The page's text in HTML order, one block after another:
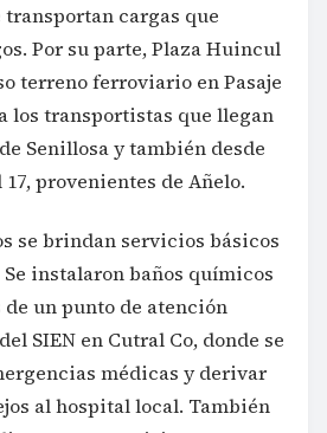
cargas que
Por su parte, Plaza Huincul
terreno ferroviario en Pasaje
los transportistas que llegan
Senillosa y también desde
provenientes de Añelo.
se brindan servicios básicos
instalaron baños químicos
de un punto de atención
SIEN en Cutral Co, donde se
médicas y derivar
al hospital local. También